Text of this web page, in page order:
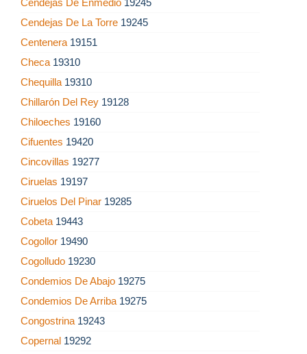
Cendejas De Enmedio 19245
Cendejas De La Torre 19245
Centenera 19151
Checa 19310
Chequilla 19310
Chillarón Del Rey 19128
Chiloeches 19160
Cifuentes 19420
Cincovillas 19277
Ciruelas 19197
Ciruelos Del Pinar 19285
Cobeta 19443
Cogollor 19490
Cogolludo 19230
Condemios De Abajo 19275
Condemios De Arriba 19275
Congostrina 19243
Copernal 19292